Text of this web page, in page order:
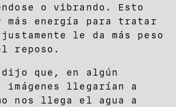
o vibrando. Esto
más energía para tratar
le da más peso
reposo.
que, en algún
imágenes llegarían a
nos llega el agua a